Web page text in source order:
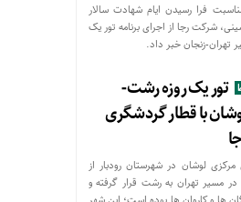
فرا رسیدن ایام شهادت سالار
شرکت رجا از اجرای برنامه تور یک
تهران-زنجان خبر داد.
تور یک روزه رشت-
با قطار گردشگری
لوشان در شهرستان رودبار از
مسیر تهران به رشت قرار گرفته و